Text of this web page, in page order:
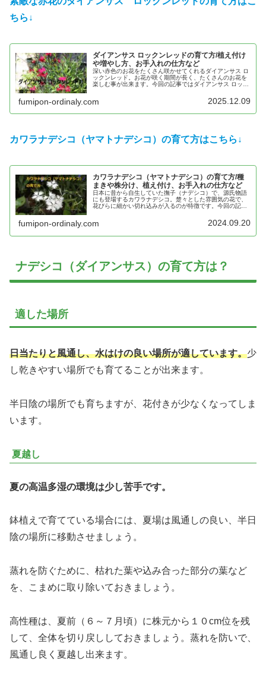
ちら↓
ダイアンサス ロックンレッドの育て方/植え付け
や増やし方、お手入れの仕方など
深い赤色のお花をたくさん咲かせてくれるダイアンサス ロ
ックンレッド。お花が咲く期間が長く、たくさんのお花を
楽しむ事が出来ます。今回の記事ではダイアンサス ロック
fumipon-ordinaly.com 2025.12.09
カワラナデシコ（ヤマトナデシコ）の育て方はこちら↓
カワラナデシコ（ヤマトナデシコ）の育て方/種
まきや株分け、植え付け、お手入れの仕方など
日本に昔から自生していた撫子（ナデシコ）で、源氏物語
にも登場するカワラナデシコ。楚々とした雰囲気の花で、
花びらに細かい切れ込みが入るのが特徴です。今回の記事
などについてご紹介します。カワラナデシコはどんな花で
しょう？
fumipon-ordinaly.com 2024.09.20
ナデシコ（ダイアンサス）の育て方は？
適した場所
日当たりと風通し、水はけの良い場所が適しています。少
し乾きやすい場所でも育てることが出来ます。
半日陰の場所でも育ちますが、花付きが少なくなってしま
います。
夏越し
夏の高温多湿の環境は少し苦手です。
鉢植えで育てている場合には、夏場は風通しの良い、半日
陰の場所に移動させましょう。
蒸れを防ぐために、枯れた葉や込み合った部分の葉など
を、こまめに取り除いておきましょう。
高性種は、夏前（６～７月頃）に株元から１０cm位を残
して、全体を切り戻ししておきましょう。蒸れを防いで、
風通し良く夏越し出来ます。